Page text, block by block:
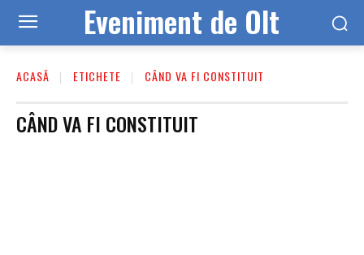
Eveniment de Olt
ACASĂ ETICHETE CÂND VA FI CONSTITUIT
CÂND VA FI CONSTITUIT